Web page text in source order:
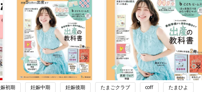
初期 妊娠中期 妊娠後期 たまごクラブ coff たまひよ